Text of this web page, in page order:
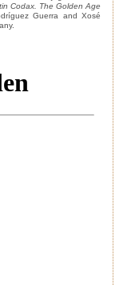
Codax. The Golden Age
Guerra and Xosé